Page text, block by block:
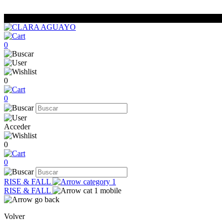
0
0
0
Acceder
0
0
RISE & FALL
RISE & FALL
Volver